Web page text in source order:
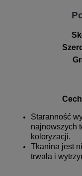
Staranność
najnowszych
koloryzacji.
Tkanina jest
trwała i